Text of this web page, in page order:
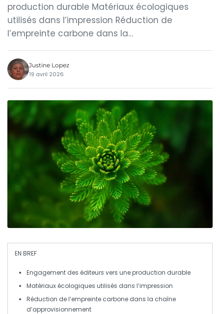
production durable Matériaux écologiques
utilisés dans l’impression Réduction de
l’empreinte carbone dans la…
Justine Lopez
19 avril 2026
EN BREF
Engagement des éditeurs vers une production durable
Matériaux écologiques utilisés dans l’impression
Réduction de l’empreinte carbone dans la chaîne
d’approvisionnement